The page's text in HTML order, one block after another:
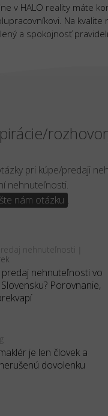
v HALO reality máte
Na kvalite
a spokojnosť
pri kúpe/predaji
nehnuteľnosti.
nám otázku .
nehnuteľnosti
nehnuteľnosti vo
Porovnanie,
je len človek a
dovolenku